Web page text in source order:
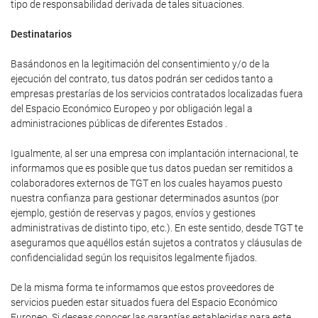
tipo de responsabilidad derivada de tales situaciones.
Destinatarios
Basándonos en la legitimación del consentimiento y/o de la
ejecución del contrato, tus datos podrán ser cedidos tanto a
empresas prestarías de los servicios contratados localizadas fuera
del Espacio Económico Europeo y por obligación legal a
administraciones públicas de diferentes Estados .
Igualmente, al ser una empresa con implantación internacional, te
informamos que es posible que tus datos puedan ser remitidos a
colaboradores externos de TGT en los cuales hayamos puesto
nuestra confianza para gestionar determinados asuntos (por
ejemplo, gestión de reservas y pagos, envíos y gestiones
administrativas de distinto tipo, etc.). En este sentido, desde TGT te
aseguramos que aquéllos están sujetos a contratos y cláusulas de
confidencialidad según los requisitos legalmente fijados.
De la misma forma te informamos que estos proveedores de
servicios pueden estar situados fuera del Espacio Económico